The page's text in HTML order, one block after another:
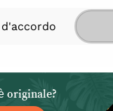
ExoticWhip
originale?